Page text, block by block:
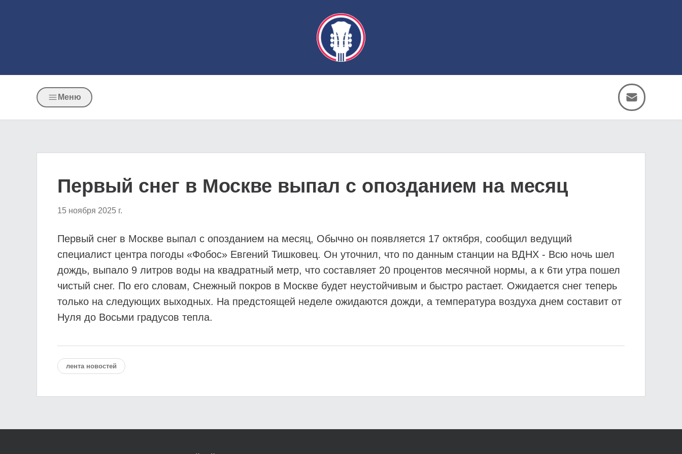
Меню
Первый снег в Москве выпал с опозданием на месяц
15 ноября 2025 г.
Первый снег в Москве выпал с опозданием на месяц, Обычно он появляется 17 октября, сообщил ведущий
специалист центра погоды «Фобос» Евгений Тишковец. Он уточнил, что по данным станции на ВДНХ - Всю ночь шел
дождь, выпало 9 литров воды на квадратный метр, что составляет 20 процентов месячной нормы, а к 6ти утра пошел
чистый снег. По его словам, Снежный покров в Москве будет неустойчивым и быстро растает. Ожидается снег теперь
только на следующих выходных. На предстоящей неделе ожидаются дожди, а температура воздуха днем составит от
Нуля до Восьми градусов тепла.
лента новостей